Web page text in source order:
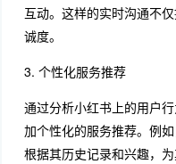
互动。这样的实时沟通不
诚度。
3. 个性化服务推荐
通过分析小红书上的用户
加个性化的服务推荐。例
根据其历史记录和兴趣，